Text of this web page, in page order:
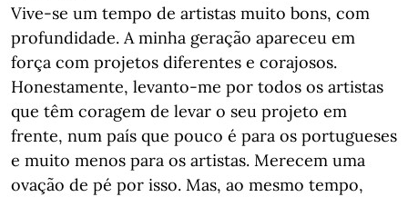
Vive-se um tempo de artistas muito bons, com
profundidade. A minha geração apareceu em
força com projetos diferentes e corajosos.
Honestamente, levanto-me por todos os artistas
que têm coragem de levar o seu projeto em
frente, num país que pouco é para os portugueses
e muito menos para os artistas. Merecem uma
ovação de pé por isso. Mas, ao mesmo tempo,